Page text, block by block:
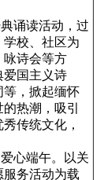
读活动，过
校、社区为
咏诗会等方
爱国主义诗
等，掀起缅怀
热潮，吸引
传统文化，
端午。以关
务活动为载